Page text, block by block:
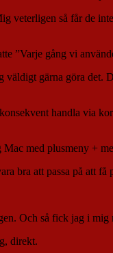
så får de
”Varje gång vi
gärna göra
handla via
med plusmeny +
bra att passa på att
Och så fick jag i mig
direkt.